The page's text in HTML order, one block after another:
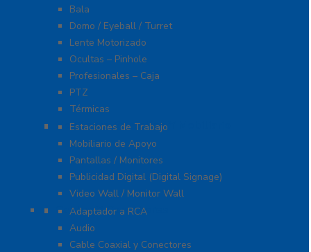
Bala
Domo / Eyeball / Turret
Lente Motorizado
Ocultas – Pinhole
Profesionales – Caja
PTZ
Térmicas
Monitores Pantallas Y Mobiliario
Estaciones de Trabajo
Mobiliario de Apoyo
Pantallas / Monitores
Publicidad Digital (Digital Signage)
Video Wall / Monitor Wall
Cables Y Conectores
Adaptador a RCA
Audio
Cable Coaxial y Conectores